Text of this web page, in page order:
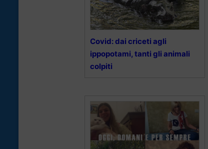
Covid: dai criceti agli
ippopotami, tanti gli animali
colpiti